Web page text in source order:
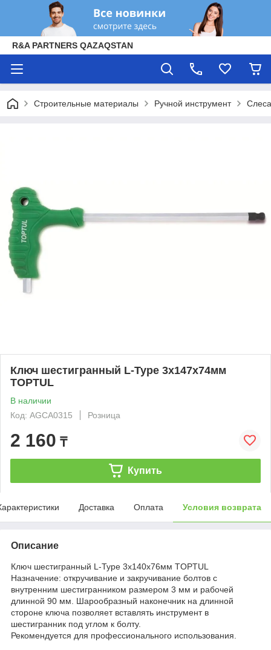
R&A PARTNERS QAZAQSTAN
Строительные материалы Ручной инструмент
Ключ шестигранный L-Type 3х147х74мм
TOPTUL
В наличии
Код: AGCA0315
Розница
2 160 ₸
Купить
Доставка Оплата Условия возврата
Описание
Ключ шестигранный L-Type 3х140х76мм TOPTUL
Назначение: откручивание и закручивание болтов с
внутренним шестигранником размером 3 мм и рабочей
длинной 90 мм. Шарообразный наконечник на длинной
стороне ключа позволяет вставлять инструмент в
шестигранник под углом к болту.
Рекомендуется для профессионального использования.